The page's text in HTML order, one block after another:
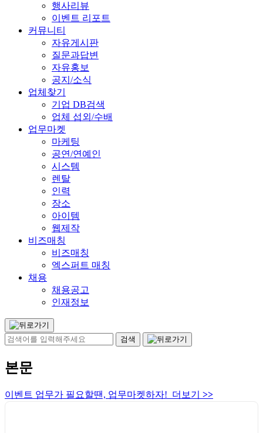
행사리뷰
이벤트 리포트
커뮤니티
자유게시판
질문과답변
자유홍보
공지/소식
업체찾기
기업 DB검색
업체 섭외/수배
업무마켓
마케팅
공연/연예인
시스템
렌탈
인력
장소
아이템
웹제작
비즈매칭
비즈매칭
엑스퍼트 매칭
채용
채용공고
인재정보
본문
이벤트 업무가 필요할땐, 업무마켓하자! 더보기 >>